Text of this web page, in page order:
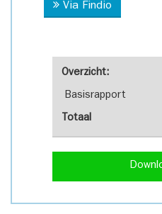
Overzicht:
Basisrapport
Totaal
Via Findio